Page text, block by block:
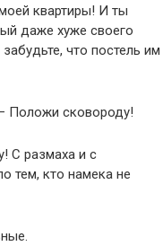
квартиры! И ты
даже хуже своего
что постель им
Положи сковороду!
С размаха и с
тем, кто намека не